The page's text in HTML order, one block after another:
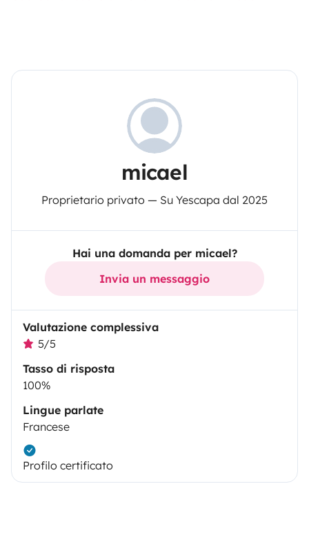
micael
Proprietario privato — Su Yescapa dal 2025
Hai una domanda per micael?
Invia un messaggio
Valutazione complessiva
5/5
Tasso di risposta
100%
Lingue parlate
Francese
Profilo certificato